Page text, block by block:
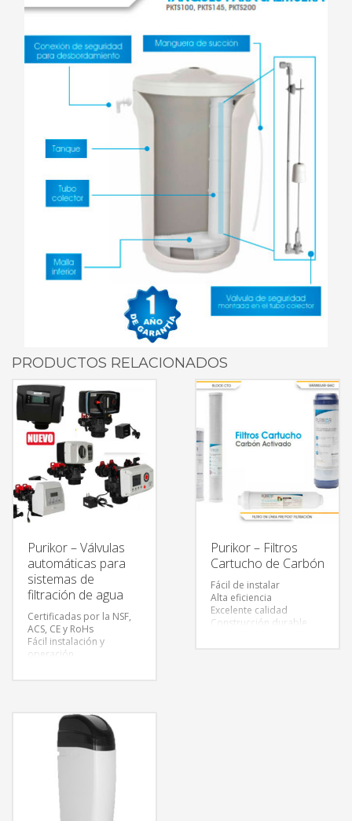
PRODUCTOS RELACIONADOS
Purikor – Válvulas
automáticas para
sistemas de
filtración de agua
Certificadas por la NSF,
ACS, CE y RoHs
Fácil instalación y
operación
Amplio rango de presión
de operación
Purikor – Filtros
Cartucho de Carbón
Fácil de instalar
Alta eficiencia
Excelente calidad
Construcción durable